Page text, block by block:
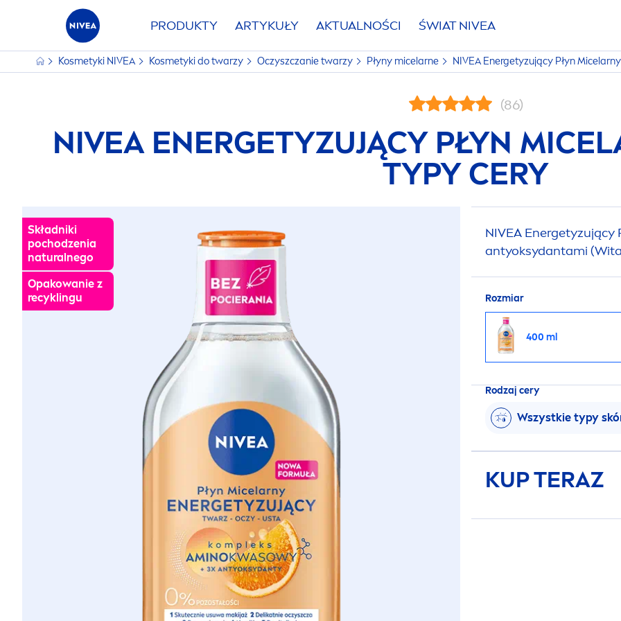
PRODUKTY ARTYKUŁY AKTUALNOŚCI ŚWIATNIVEA
Kosmetyki NIVEA Kosmetyki do twarzy Oczyszczanie twarzy Płyny micelarne NIVEAEnergetyzujący Płyn
(86)
NIVEAENERGETYZUJĄCY PŁYN
TYPY CERY
Składniki
pochodzenia
naturalnego
Opakowanie z
recyklingu
NIVEA Energetyzujący
antyoksydantami
Rozmiar
400 ml
Rodzaj cery
Wszystkie typy
KUP TERAZ